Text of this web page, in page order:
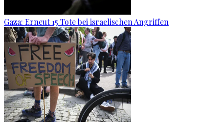
Gaza: Erneut 15 Tote bei israelischen Angriffen